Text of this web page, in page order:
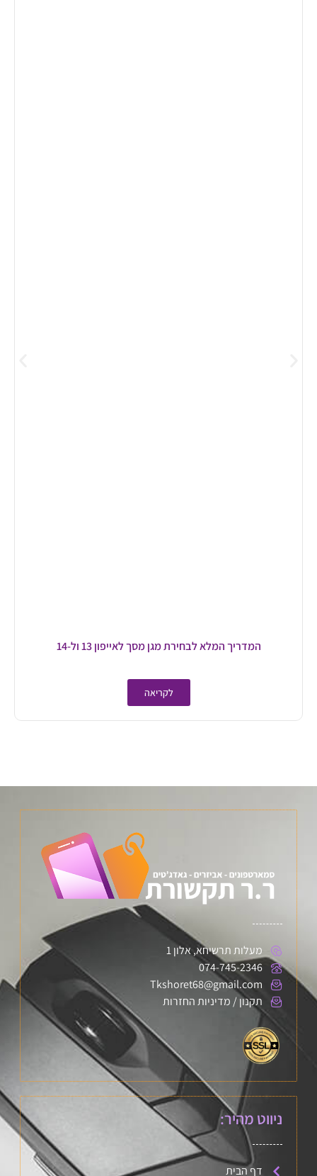
המדריך המלא לבחירת מגן מסך לאייפון 13 ול-14
לקריאה
מעלות תרשיחא, אלון 1
074-745-2346
Tkshoret68@gmail.com
תקנון / מדיניות החזרות
ניווט מהיר:
דף הבית